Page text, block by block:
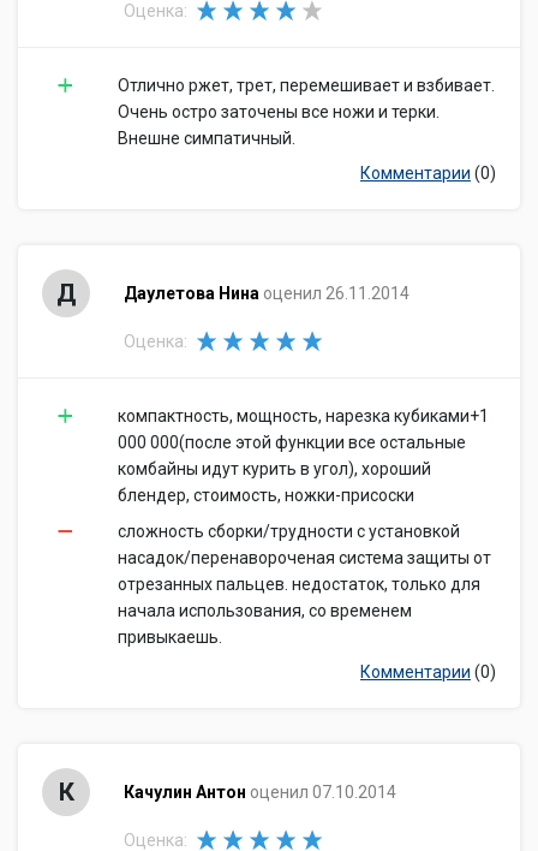
Оценка:
Отлично ржет, трет, перемешивает и взбивает.
Очень остро заточены все ножи и терки.
Внешне симпатичный.
Комментарии (0)
Д Даулетова Нина оценил 26.11.2014
Оценка:
компактность, мощность, нарезка кубиками+1
000 000(после этой функции все остальные
комбайны идут курить в угол), хороший
блендер, стоимость, ножки-присоски
сложность сборки/трудности с установкой
насадок/перенавороченая система защиты от
отрезанных пальцев. недостаток, только для
начала использования, со временем
привыкаешь.
Комментарии (0)
К Качулин Антон оценил 07.10.2014
Оценка: